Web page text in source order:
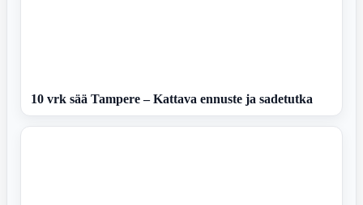
10 vrk sää Tampere – Kattava ennuste ja sadetutka